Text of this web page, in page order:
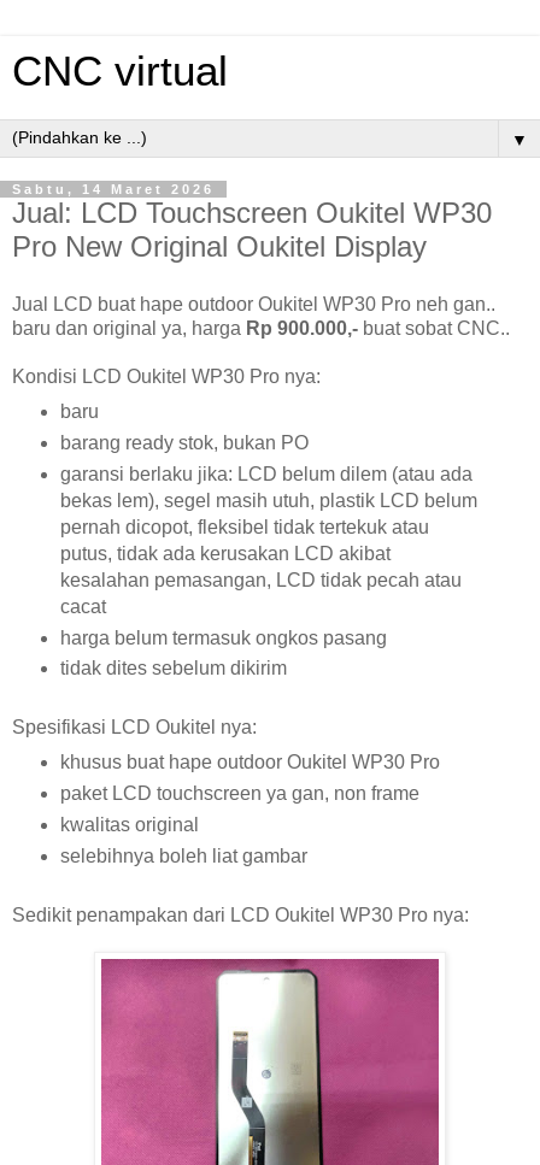
CNC virtual
▼
Sabtu, 14 Maret 2026
Jual: LCD Touchscreen Oukitel WP30
Pro New Original Oukitel Display
Jual LCD buat hape outdoor Oukitel WP30 Pro neh gan..
baru dan original ya, harga Rp 900.000,- buat sobat CNC..
Kondisi LCD Oukitel WP30 Pro nya:
baru
barang ready stok, bukan PO
garansi berlaku jika: LCD belum dilem (atau ada
bekas lem), segel masih utuh, plastik LCD belum
pernah dicopot, fleksibel tidak tertekuk atau
putus, tidak ada kerusakan LCD akibat
kesalahan pemasangan, LCD tidak pecah atau
cacat
harga belum termasuk ongkos pasang
tidak dites sebelum dikirim
Spesifikasi LCD Oukitel nya:
khusus buat hape outdoor Oukitel WP30 Pro
paket LCD touchscreen ya gan, non frame
kwalitas original
selebihnya boleh liat gambar
Sedikit penampakan dari LCD Oukitel WP30 Pro nya: